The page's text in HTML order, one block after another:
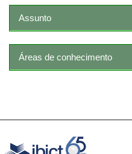
Assunto
Áreas de conhecimento